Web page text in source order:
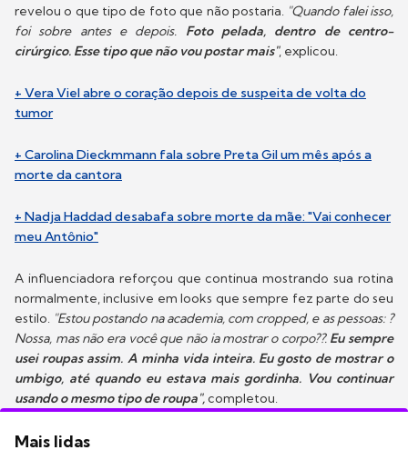
revelou o que tipo de foto que não postaria. "Quando falei isso,
foi sobre antes e depois.
Foto pelada, dentro de centro-
cirúrgico. Esse tipo que não vou postar mais", explicou.
+ Vera Viel abre o coração depois de suspeita de volta do
tumor
+ Carolina Dieckmmann fala sobre Preta Gil um mês após a
morte da cantora
+ Nadja Haddad desabafa sobre morte da mãe: "Vai conhecer
meu Antônio"
A influenciadora reforçou que continua mostrando sua rotina
normalmente, inclusive em looks que sempre fez parte do seu
estilo. "Estou postando na academia, com cropped, e as pessoas: ?
Nossa, mas não era você que não ia mostrar o corpo??. Eu sempre
usei roupas assim. A minha vida inteira. Eu gosto de mostrar o
umbigo, até quando eu estava mais gordinha. Vou continuar
usando o mesmo tipo de roupa",completou.
Mais lidas